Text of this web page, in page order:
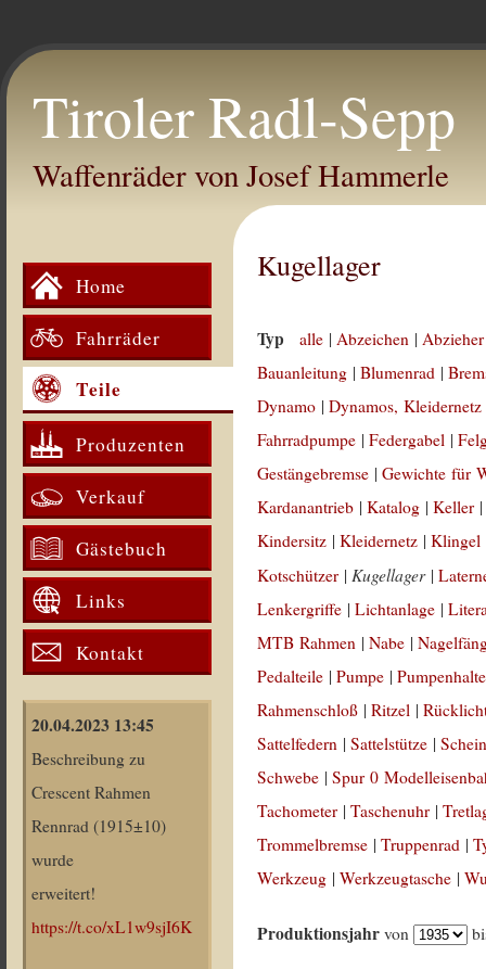
Tiroler Radl-Sepp
Waffenräder von Josef Hammerle
Home
Fahrräder
Teile
Produzenten
Verkauf
Gästebuch
Links
Kontakt
20.04.2023 13:45
Beschreibung zu
Crescent Rahmen
Rennrad (1915±10)
wurde
erweitert!
https://t.co/xL1w9sjI6K
Kugellager
Typ alle |Abzeichen |
Bauanleitung |Blumenrad |
Dynamo |Dynamos, Kleidernetz
Fahrradpumpe |Federgabel |
Gestängebremse |Gewichte für
Kardanantrieb |Katalog |Keller
Kindersitz |Kleidernetz |Klingel
Kotschützer |Kugellager|
Lenkergriffe |Lichtanlage |
MTB Rahmen |Nabe |
Pedalteile |Pumpe |
Rahmenschloß |Ritzel |
Sattelfedern |Sattelstütze |
Schwebe |Spur 0
Tachometer |Taschenuhr |
Trommelbremse |Truppenrad |
Werkzeug |Werkzeugtasche |
Produktionsjahr von